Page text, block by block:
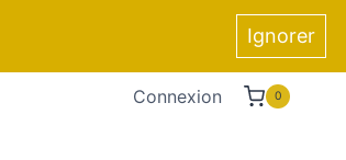
Ignorer
Connexion 0